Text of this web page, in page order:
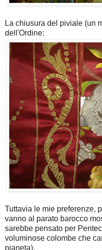
La chiusura del piviale (un
dell'Ordine:
Tuttavia le mie preferenze,
vanno al parato barocco
sarebbe pensato per
voluminose colombe che
pianeta).